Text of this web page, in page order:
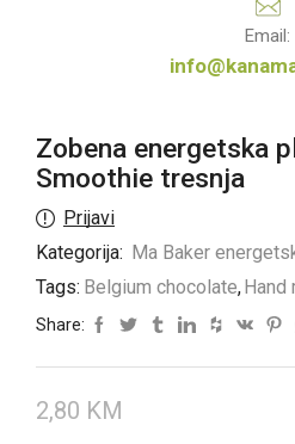
Email:
Zobena energetska
Smoothie tresnja
Prijavi
Kategorija: Ma Baker
Tags: Belgium chocolate,Hand
Share:
2,80 KM